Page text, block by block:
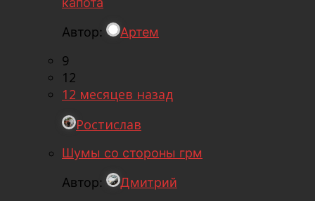
Автор:
Артем
9
12
12 месяцев назад
Ростислав
Шумы со стороны грм
Автор:
Дмитрий